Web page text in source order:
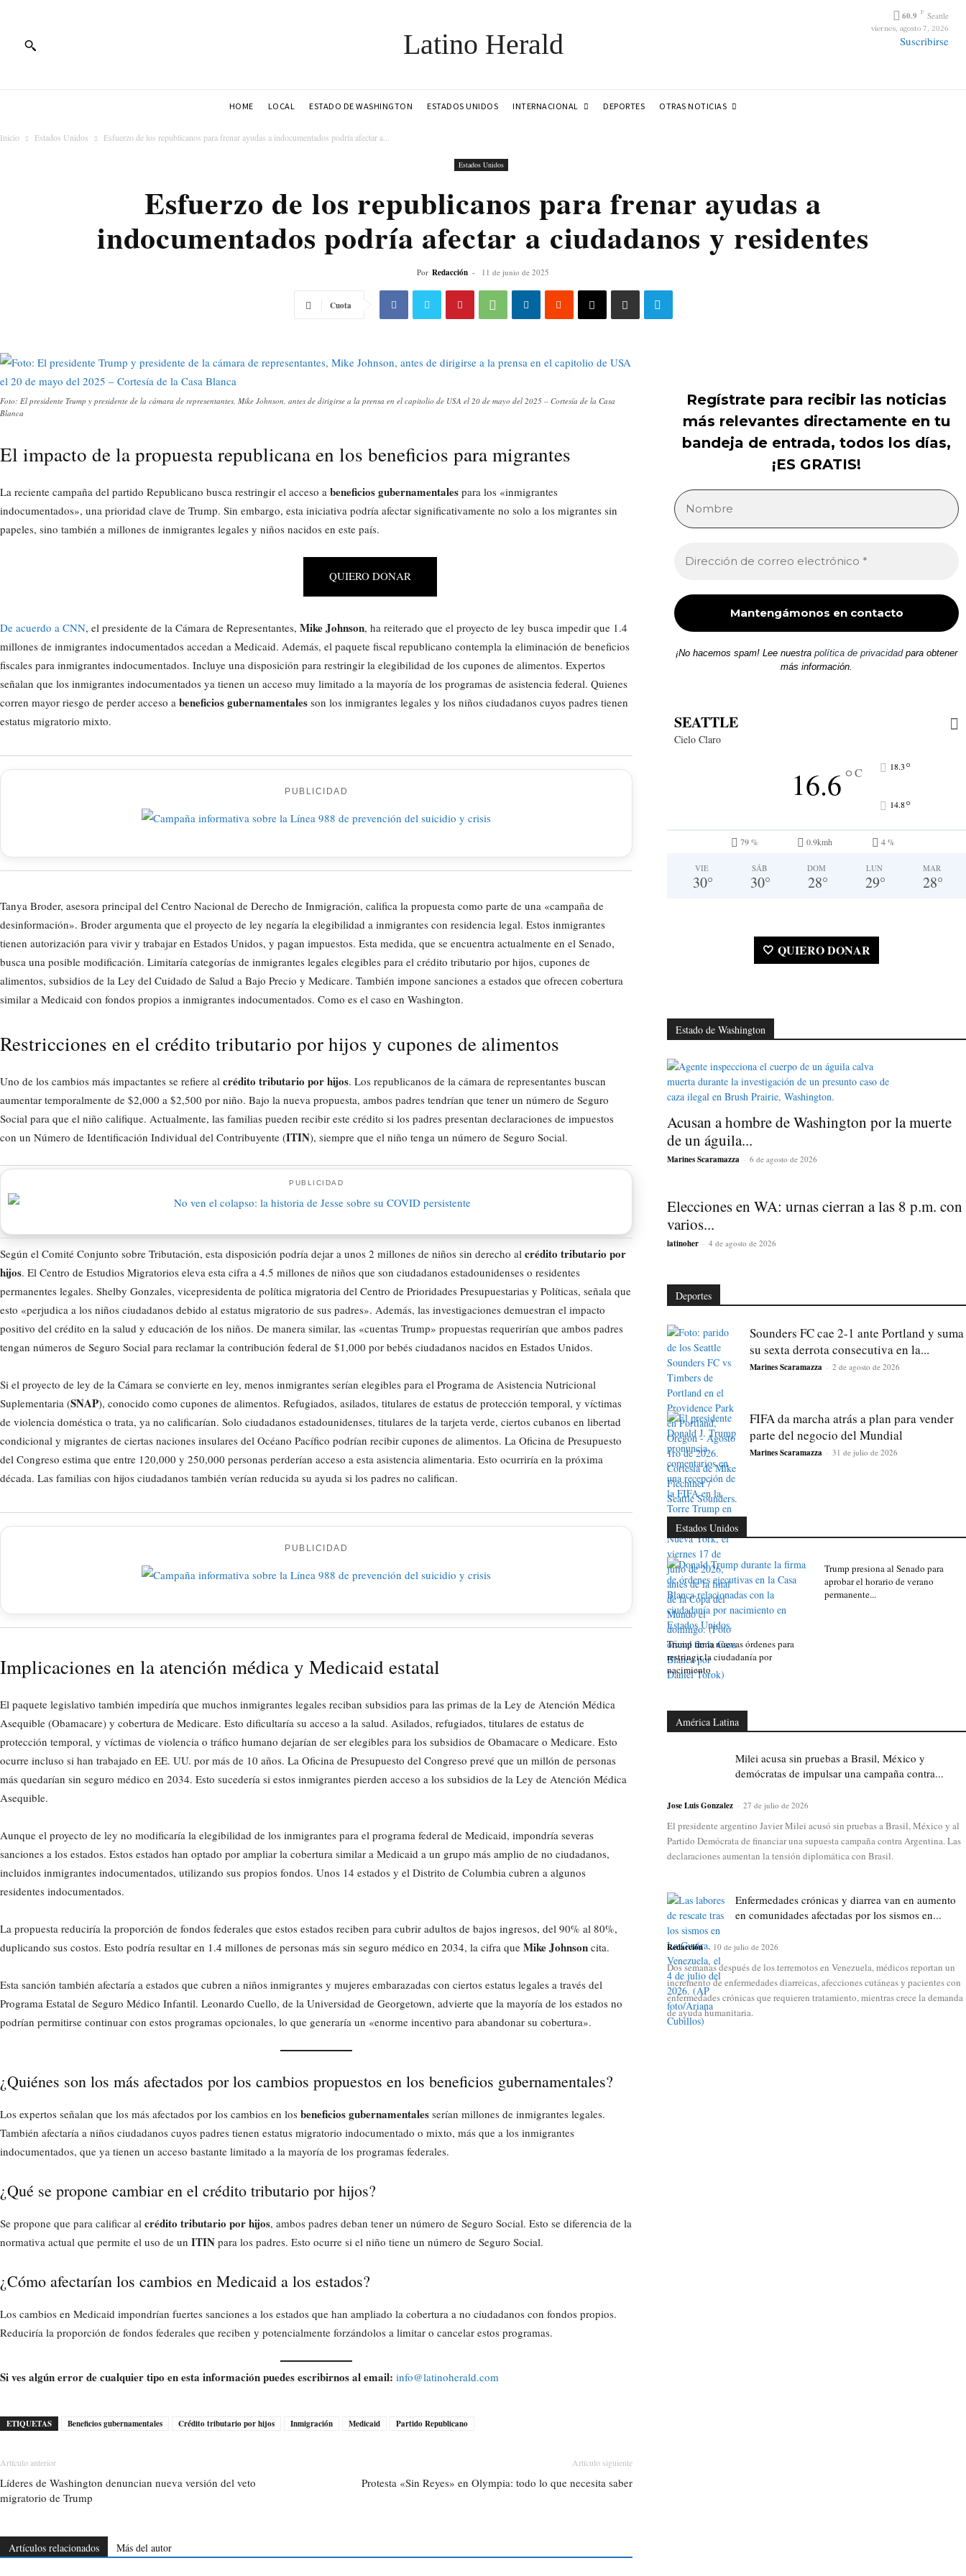
Latino Herald
60.9 F Seattle
viernes, agosto 7, 2026
Suscribirse
HOME LOCAL ESTADO DE WASHINGTON ESTADOS UNIDOS INTERNACIONAL DEPORTES OTRAS NOTICIAS
Inicio Estados Unidos Esfuerzo de los republicanos para frenar ayudas a indocumentados podría afectar a...
Estados Unidos
Esfuerzo de los republicanos para frenar ayudas a
indocumentados podría afectar a ciudadanos y residentes
Por Redacción - 11 de junio de 2025
Cuota
Foto: El presidente Trump y presidente de la cámara de representantes, Mike Johnson, antes de dirigirse a la prensa en el capitolio de USA el 20 de mayo del 2025 – Cortesía de la Casa
Blanca
El impacto de la propuesta republicana en los beneficios para migrantes
La reciente campaña del partido Republicano busca restringir el acceso a beneficios gubernamentales para los «inmigrantes
indocumentados», una prioridad clave de Trump. Sin embargo, esta iniciativa podría afectar significativamente no solo a los migrantes sin
papeles, sino también a millones de inmigrantes legales y niños nacidos en este país.
QUIERO DONAR
De acuerdo a CNN, el presidente de la Cámara de Representantes, Mike Johnson, ha reiterado que el proyecto de ley busca impedir que 1.4
millones de inmigrantes indocumentados accedan a Medicaid. Además, el paquete fiscal republicano contempla la eliminación de beneficios
fiscales para inmigrantes indocumentados. Incluye una disposición para restringir la elegibilidad de los cupones de alimentos. Expertos
señalan que los inmigrantes indocumentados ya tienen un acceso muy limitado a la mayoría de los programas de asistencia federal. Quienes
corren mayor riesgo de perder acceso a beneficios gubernamentales son los inmigrantes legales y los niños ciudadanos cuyos padres tienen
estatus migratorio mixto.
PUBLICIDAD
Tanya Broder, asesora principal del Centro Nacional de Derecho de Inmigración, califica la propuesta como parte de una «campaña de
desinformación». Broder argumenta que el proyecto de ley negaría la elegibilidad a inmigrantes con residencia legal. Estos inmigrantes
tienen autorización para vivir y trabajar en Estados Unidos, y pagan impuestos. Esta medida, que se encuentra actualmente en el Senado,
busca una posible modificación. Limitaría categorías de inmigrantes legales elegibles para el crédito tributario por hijos, cupones de
alimentos, subsidios de la Ley del Cuidado de Salud a Bajo Precio y Medicare. También impone sanciones a estados que ofrecen cobertura
similar a Medicaid con fondos propios a inmigrantes indocumentados. Como es el caso en Washington.
Restricciones en el crédito tributario por hijos y cupones de alimentos
Uno de los cambios más impactantes se refiere al crédito tributario por hijos. Los republicanos de la cámara de representantes buscan
aumentar temporalmente de $2,000 a $2,500 por niño. Bajo la nueva propuesta, ambos padres tendrían que tener un número de Seguro
Social para que el niño califique. Actualmente, las familias pueden recibir este crédito si los padres presentan declaraciones de impuestos
con un Número de Identificación Individual del Contribuyente (ITIN), siempre que el niño tenga un número de Seguro Social.
PUBLICIDAD
Según el Comité Conjunto sobre Tributación, esta disposición podría dejar a unos 2 millones de niños sin derecho al crédito tributario por
hijos. El Centro de Estudios Migratorios eleva esta cifra a 4.5 millones de niños que son ciudadanos estadounidenses o residentes
permanentes legales. Shelby Gonzales, vicepresidenta de política migratoria del Centro de Prioridades Presupuestarias y Políticas, señala que
esto «perjudica a los niños ciudadanos debido al estatus migratorio de sus padres». Además, las investigaciones demuestran el impacto
positivo del crédito en la salud y educación de los niños. De manera similar, las «cuentas Trump» propuestas requerirían que ambos padres
tengan números de Seguro Social para reclamar la contribución federal de $1,000 por bebés ciudadanos nacidos en Estados Unidos.
Si el proyecto de ley de la Cámara se convierte en ley, menos inmigrantes serían elegibles para el Programa de Asistencia Nutricional
Suplementaria (SNAP), conocido como cupones de alimentos. Refugiados, asilados, titulares de estatus de protección temporal, y víctimas
de violencia doméstica o trata, ya no calificarían. Solo ciudadanos estadounidenses, titulares de la tarjeta verde, ciertos cubanos en libertad
condicional y migrantes de ciertas naciones insulares del Océano Pacífico podrían recibir cupones de alimentos. La Oficina de Presupuesto
del Congreso estima que entre 120,000 y 250,000 personas perderían acceso a esta asistencia alimentaria. Esto ocurriría en la próxima
década. Las familias con hijos ciudadanos también verían reducida su ayuda si los padres no califican.
PUBLICIDAD
Implicaciones en la atención médica y Medicaid estatal
El paquete legislativo también impediría que muchos inmigrantes legales reciban subsidios para las primas de la Ley de Atención Médica
Asequible (Obamacare) y cobertura de Medicare. Esto dificultaría su acceso a la salud. Asilados, refugiados, titulares de estatus de
protección temporal, y víctimas de violencia o tráfico humano dejarían de ser elegibles para los subsidios de Obamacare o Medicare. Esto
ocurre incluso si han trabajado en EE. UU. por más de 10 años. La Oficina de Presupuesto del Congreso prevé que un millón de personas
más quedarían sin seguro médico en 2034. Esto sucedería si estos inmigrantes pierden acceso a los subsidios de la Ley de Atención Médica
Asequible.
Aunque el proyecto de ley no modificaría la elegibilidad de los inmigrantes para el programa federal de Medicaid, impondría severas
sanciones a los estados. Estos estados han optado por ampliar la cobertura similar a Medicaid a un grupo más amplio de no ciudadanos,
incluidos inmigrantes indocumentados, utilizando sus propios fondos. Unos 14 estados y el Distrito de Columbia cubren a algunos
residentes indocumentados.
La propuesta reduciría la proporción de fondos federales que estos estados reciben para cubrir adultos de bajos ingresos, del 90% al 80%,
duplicando sus costos. Esto podría resultar en 1.4 millones de personas más sin seguro médico en 2034, la cifra que Mike Johnson cita.
Esta sanción también afectaría a estados que cubren a niños inmigrantes y mujeres embarazadas con ciertos estatus legales a través del
Programa Estatal de Seguro Médico Infantil. Leonardo Cuello, de la Universidad de Georgetown, advierte que la mayoría de los estados no
podrían permitirse continuar con estos programas opcionales, lo que generaría un «enorme incentivo para abandonar su cobertura».
¿Quiénes son los más afectados por los cambios propuestos en los beneficios gubernamentales?
Los expertos señalan que los más afectados por los cambios en los beneficios gubernamentales serían millones de inmigrantes legales.
También afectaría a niños ciudadanos cuyos padres tienen estatus migratorio indocumentado o mixto, más que a los inmigrantes
indocumentados, que ya tienen un acceso bastante limitado a la mayoría de los programas federales.
¿Qué se propone cambiar en el crédito tributario por hijos?
Se propone que para calificar al crédito tributario por hijos, ambos padres deban tener un número de Seguro Social. Esto se diferencia de la
normativa actual que permite el uso de un ITIN para los padres. Esto ocurre si el niño tiene un número de Seguro Social.
¿Cómo afectarían los cambios en Medicaid a los estados?
Los cambios en Medicaid impondrían fuertes sanciones a los estados que han ampliado la cobertura a no ciudadanos con fondos propios.
Reduciría la proporción de fondos federales que reciben y potencialmente forzándolos a limitar o cancelar estos programas.
Si ves algún error de cualquier tipo en esta información puedes escribirnos al email: info@latinoherald.com
ETIQUETAS Beneficios gubernamentales Crédito tributario por hijos Inmigración Medicaid Partido Republicano
Artículo anterior
Líderes de Washington denuncian nueva versión del veto
migratorio de Trump
Artículo siguiente
Protesta «Sin Reyes» en Olympia: todo lo que necesita saber
Artículos relacionados Más del autor
Regístrate para recibir las noticias
más relevantes directamente en tu
bandeja de entrada, todos los días,
¡ES GRATIS!
¡No hacemos spam! Lee nuestra política de privacidadpara obtener
más información.
SEATTLE
Cielo Claro
16.6°C 18.3°
14.8°
79 % 0.9kmh 4 %
VIE
30°
SÁB
30°
DOM
28°
LUN
29°
MAR
28°
🤍 QUIERO DONAR
Estado de Washington
Acusan a hombre de Washington por la muerte
de un águila...
Marines Scaramazza - 6 de agosto de 2026
Elecciones en WA: urnas cierran a las 8 p.m. con
varios...
latinoher - 4 de agosto de 2026
Deportes
Sounders FC cae 2-1 ante Portland y suma
su sexta derrota consecutiva en la...
Marines Scaramazza - 2 de agosto de 2026
FIFA da marcha atrás a plan para vender
parte del negocio del Mundial
Marines Scaramazza - 31 de julio de 2026
Estados Unidos
Trump firma nuevas órdenes para
restringir la ciudadanía por
nacimiento
Trump presiona al Senado para
aprobar el horario de verano
permanente...
América Latina
Milei acusa sin pruebas a Brasil, México y
demócratas de impulsar una campaña contra...
Jose Luis Gonzalez - 27 de julio de 2026
El presidente argentino Javier Milei acusó sin pruebas a Brasil, México y al
Partido Demócrata de financiar una supuesta campaña contra Argentina. Las
declaraciones aumentan la tensión diplomática con Brasil.
Enfermedades crónicas y diarrea van en aumento
en comunidades afectadas por los sismos en...
Redacción - 10 de julio de 2026
Dos semanas después de los terremotos en Venezuela, médicos reportan un
incremento de enfermedades diarreicas, afecciones cutáneas y pacientes con
enfermedades crónicas que requieren tratamiento, mientras crece la demanda
de ayuda humanitaria.